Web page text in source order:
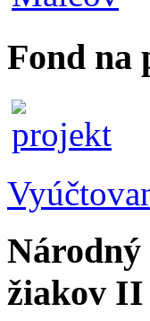
Fond na
Národný
žiakov II